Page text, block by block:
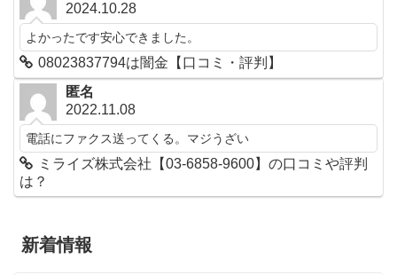
2024.10.28
よかったです安心できました。
08023837794は闇金【口コミ・評判】
匿名
2022.11.08
電話にファクス送ってくる。マジうざい
ミライズ株式会社【03-6858-9600】の口コミや評判
は？
新着情報